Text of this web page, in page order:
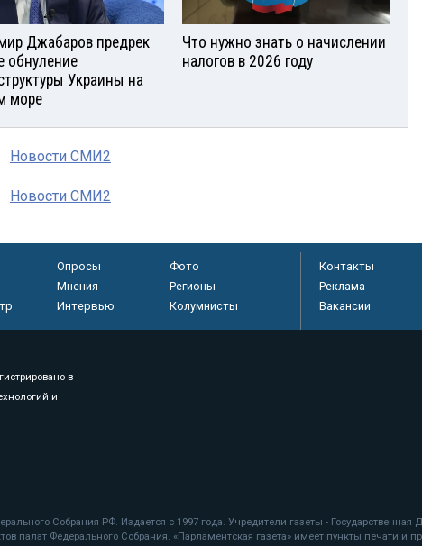
Джабаров предрек
обнуление
Украины на
море
Что нужно знать о начислении
налогов в 2026 году
Новости СМИ2
Новости СМИ2
Опросы
Фото
Мнения
Регионы
Интервью Колумнисты
Контакты
Реклама
Вакансии
в
и
Собрания РФ. Издается с 1997 года. Учредители газеты -
палат Федерального Собрания. «Парламентская газета» имеет пункты печати и